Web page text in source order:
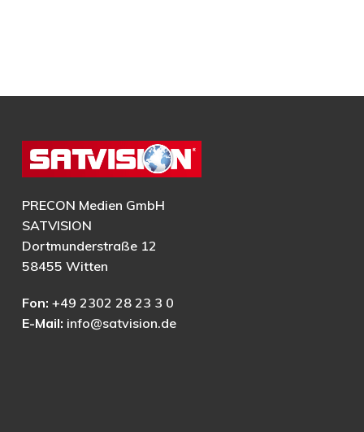
PRECON Medien GmbH
SATVISION
Dortmunderstraße 12
58455 Witten
Fon: +49 2302 28 23 3 0
E-Mail: info@satvision.de